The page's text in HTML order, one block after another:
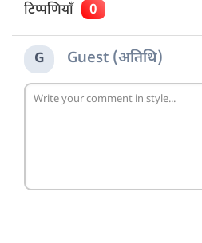
टिप्पणियाँ 0
G Guest (अतिथि)